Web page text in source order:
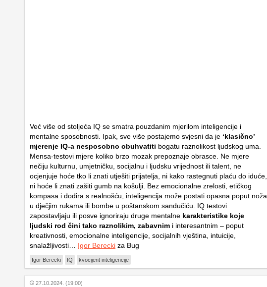
Već više od stoljeća IQ se smatra pouzdanim mjerilom inteligencije i
mentalne sposobnosti. Ipak, sve više postajemo svjesni da je ‘klasično’
mjerenje IQ-a nesposobno obuhvatiti bogatu raznolikost ljudskog uma.
Mensa-testovi mjere koliko brzo mozak prepoznaje obrasce. Ne mjere
nečiju kulturnu, umjetničku, socijalnu i ljudsku vrijednost ili talent, ne
ocjenjuje hoće tko li znati utješiti prijatelja, ni kako rastegnuti plaću do iduće,
ni hoće li znati zašiti gumb na košulji. Bez emocionalne zrelosti, etičkog
kompasa i dodira s realnošću, inteligencija može postati opasna poput noža
u dječjim rukama ili bombe u poštanskom sandučiću. IQ testovi
zapostavljaju ili posve ignoriraju druge mentalne karakteristike koje
ljudski rod čini tako raznolikim, zabavnim i interesantnim – poput
kreativnosti, emocionalne inteligencije, socijalnih vještina, intuicije,
snalažljivosti… Igor Berecki za Bug
Igor Berecki IQ kvocijent inteligencije
27.10.2024. (19:00)